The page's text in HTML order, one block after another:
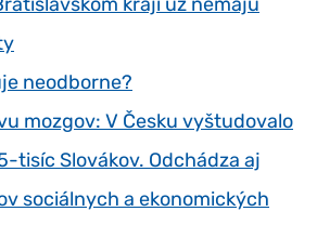
neodborne?
mozgov: V Česku vyštudovalo
tisíc Slovákov. Odchádza aj
sociálnych a ekonomických